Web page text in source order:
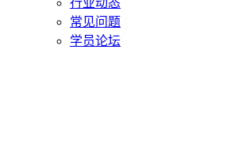
常见问题
学员论坛